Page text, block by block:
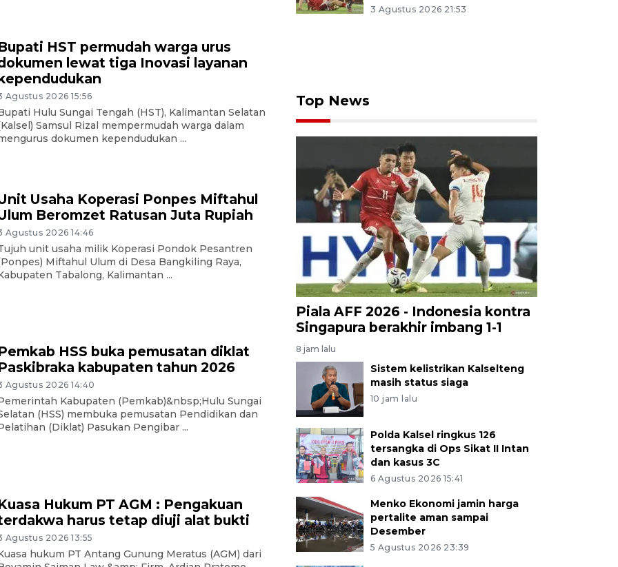
HST permudah warga urus
lewat tiga Inovasi layanan
Agustus 2026 15:56
Hulu Sungai Tengah (HST), Kalimantan Selatan
Samsul Rizal mempermudah warga dalam
dokumen kependudukan ...
Usaha Koperasi Ponpes Miftahul
Beromzet Ratusan Juta Rupiah
Agustus 2026 14:46
unit usaha milik Koperasi Pondok Pesantren
Miftahul Ulum di Desa Bangkiling Raya,
Tabalong, Kalimantan ...
HSS buka pemusatan diklat
kabupaten tahun 2026
Agustus 2026 14:40
Kabupaten (Pemkab)&nbsp;Hulu Sungai
(HSS) membuka pemusatan Pendidikan dan
(Diklat) Pasukan Pengibar ...
Hukum PT AGM : Pengakuan
harus tetap diuji alat bukti
Agustus 2026 13:55
hukum PT Antang Gunung Meratus (AGM) dari
3 Agustus 2026 21:53
Top News
Piala AFF 2026 - Indonesia kontra
Singapura berakhir imbang 1-1
8 jam lalu
Sistem kelistrikan Kalselteng
masih status siaga
10 jam lalu
Polda Kalsel ringkus 126
tersangka di Ops Sikat II Intan
dan kasus 3C
6 Agustus 2026 15:41
Menko Ekonomi jamin harga
pertalite aman sampai
Desember
5 Agustus 2026 23:39